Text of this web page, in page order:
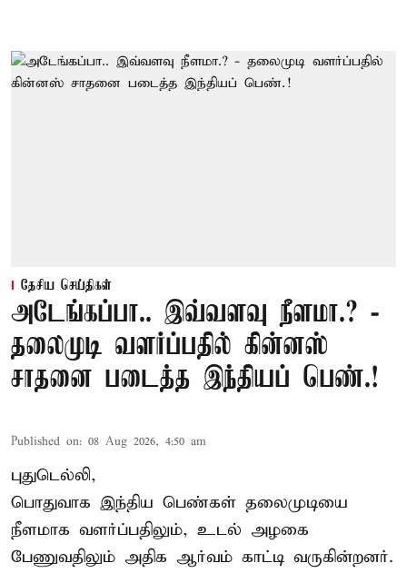
தேசிய செய்திகள்
அடேங்கப்பா.. இவ்வளவு நீளமா.? -
தலைமுடி வளர்ப்பதில் கின்னஸ்
சாதனை படைத்த இந்தியப் பெண்.!
Published on: 08 Aug 2026, 4:50 am
புதுடெல்லி,
பொதுவாக இந்திய பெண்கள் தலைமுடியை
நீளமாக வளர்ப்பதிலும், உடல் அழகை
பேணுவதிலும் அதிக ஆர்வம் காட்டி வருகின்றனர்.